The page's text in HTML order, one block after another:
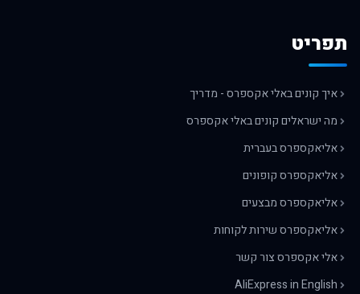
תפריט
איך קונים באלי אקספרס - מדריך
מה ישראלים קונים באלי אקספרס
אליאקספרס בעברית
אליאקספרס קופונים
אליאקספרס מבצעים
אליאקספרס שירות לקוחות
אלי אקספרס צור קשר
AliExpress in English